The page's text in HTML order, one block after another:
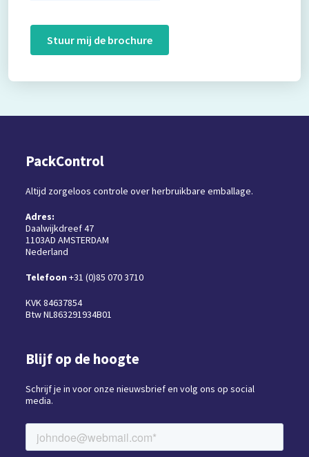
PackControl
Altijd zorgeloos controle over herbruikbare emballage.
Adres:
Daalwijkdreef 47
1103AD AMSTERDAM
Nederland
Telefoon +31 (0)85 070 3710
KVK 84637854
Btw NL863291934B01
Blijf op de hoogte
Schrijf je in voor onze nieuwsbrief en volg ons op social
media.